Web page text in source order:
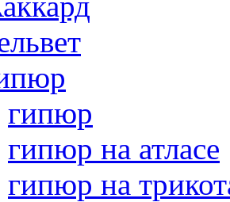
гипюр
гипюр на атласе
гипюр на